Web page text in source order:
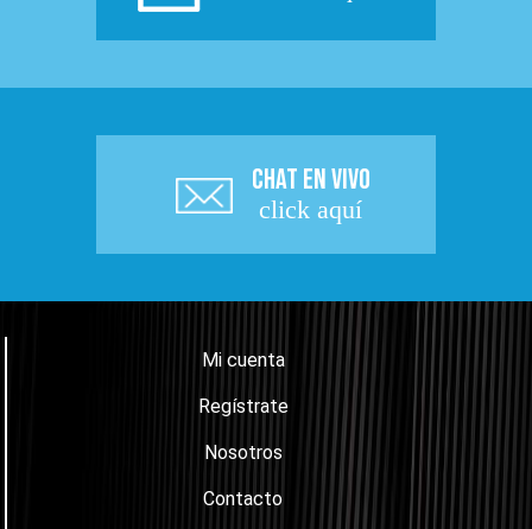
CHAT EN VIVO
click aquí
Mi cuenta
Regístrate
Nosotros
Contacto